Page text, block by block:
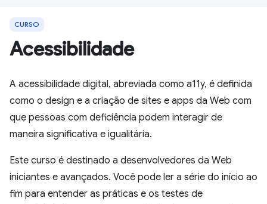
CURSO
Acessibilidade
A acessibilidade digital, abreviada como a11y, é definida
como o design e a criação de sites e apps da Web com
que pessoas com deficiência podem interagir de
maneira significativa e igualitária.
Este curso é destinado a desenvolvedores da Web
iniciantes e avançados. Você pode ler a série do início ao
fim para entender as práticas e os testes de